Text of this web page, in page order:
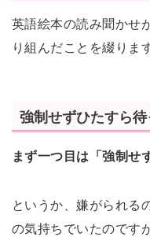
英語絵本の読み聞かせ
り組んだことを綴りま
強制せずひたすら待
まず一つ目は「強制せ
というか、嫌がられる
の気持ちでいたのです